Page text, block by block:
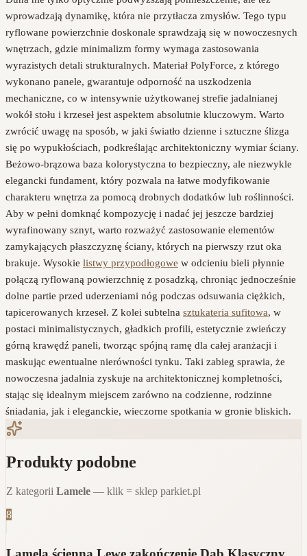
wprowadzają dynamikę, która nie przytłacza zmysłów. Tego typu
ryflowane powierzchnie doskonale sprawdzają się w nowoczesnych
wnętrzach, gdzie minimalizm formy wymaga zastosowania
wyrazistych detali strukturalnych. Materiał PolyForce, z którego
wykonano panele, gwarantuje odporność na uszkodzenia
mechaniczne, co w intensywnie użytkowanej strefie jadalnianej
wokół stołu i krzeseł jest aspektem absolutnie kluczowym. Warto
zwrócić uwagę na sposób, w jaki światło dzienne i sztuczne ślizga
się po wypukłościach, podkreślając architektoniczny wymiar ściany.
Beżowo-brązowa baza kolorystyczna to bezpieczny, ale niezwykle
elegancki fundament, który pozwala na łatwe modyfikowanie
charakteru wnętrza za pomocą drobnych dodatków lub roślinności.
Aby w pełni domknąć kompozycję i nadać jej jeszcze bardziej
wyrafinowany sznyt, warto rozważyć zastosowanie elementów
zamykających płaszczyznę ściany, których na pierwszy rzut oka
brakuje. Wysokie listwy przypodłogowe w odcieniu bieli płynnie
połączą ryflowaną powierzchnię z posadzką, chroniąc jednocześnie
dolne partie przed uderzeniami nóg podczas odsuwania ciężkich,
tapicerowanych krzeseł. Z kolei subtelna sztukateria sufitowa, w
postaci minimalistycznych, gładkich profili, estetycznie zwieńczy
górną krawędź paneli, tworząc spójną ramę dla całej aranżacji i
maskując ewentualne nierówności tynku. Taki zabieg sprawia, że
nowoczesna jadalnia zyskuje na architektonicznej kompletności,
stając się idealnym miejscem zarówno na codzienne, rodzinne
śniadania, jak i eleganckie, wieczorne spotkania w gronie bliskich.
Produkty podobne
Z kategorii Lamele — klik = sklep parkiet.pl
8